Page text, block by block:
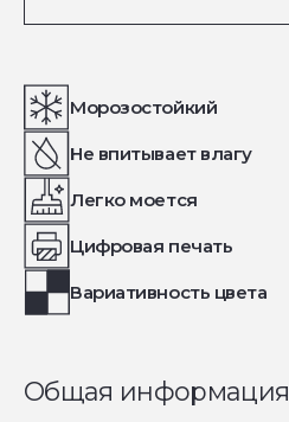
Морозостойкий
Не впитывает влагу
Легко моется
Цифровая печать
Вариативность цвета
Общая информация